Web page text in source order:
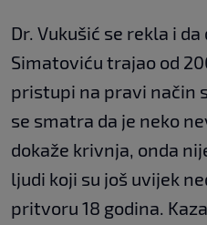
Dr. Vukušić se rekla i
Simatoviću trajao od
pristupi na pravi način
se smatra da je neko
dokaže krivnja, onda
ljudi koji su još uvijek
pritvoru 18 godina.